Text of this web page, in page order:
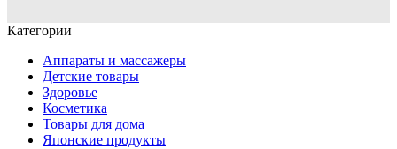
Категории
Аппараты и массажеры
Детские товары
Здоровье
Косметика
Товары для дома
Японские продукты